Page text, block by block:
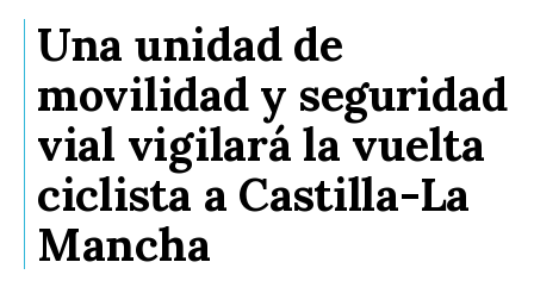
Una unidad de
movilidad y seguridad
vial vigilará la vuelta
ciclista a Castilla-La
Mancha